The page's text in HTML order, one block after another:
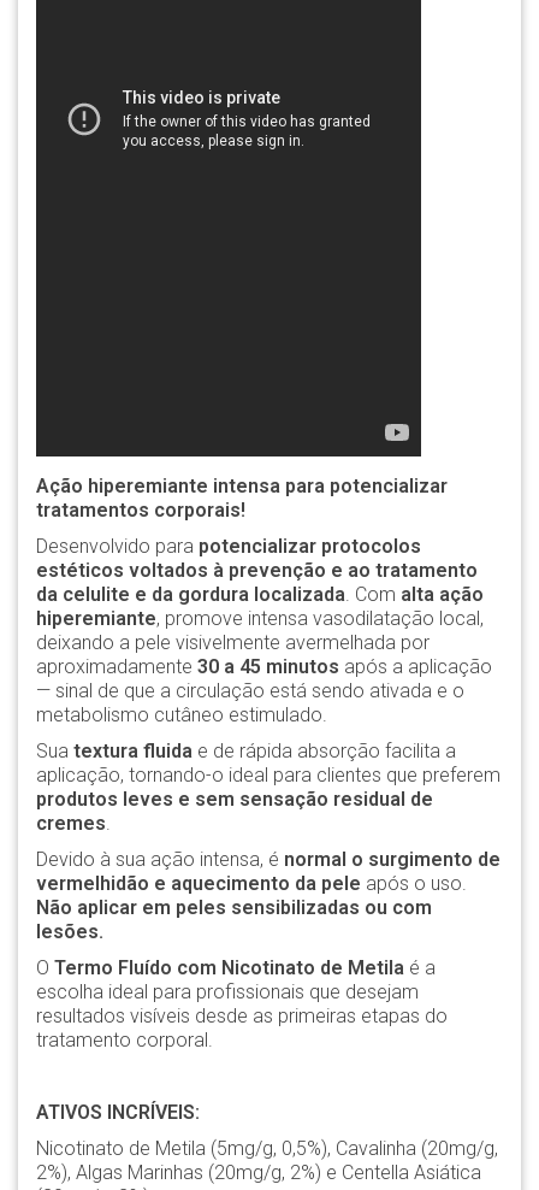
Ação hiperemiante intensa para potencializar
tratamentos corporais!
Desenvolvido para potencializar protocolos
estéticos voltados à prevenção e ao tratamento
da celulite e da gordura localizada. Com alta ação
hiperemiante, promove intensa vasodilatação local,
deixando a pele visivelmente avermelhada por
aproximadamente 30 a 45 minutos após a aplicação
— sinal de que a circulação está sendo ativada e o
metabolismo cutâneo estimulado.
Sua textura fluida e de rápida absorção facilita a
aplicação, tornando-o ideal para clientes que preferem
produtos leves e sem sensação residual de
cremes.
Devido à sua ação intensa, é normal o surgimento de
vermelhidão e aquecimento da pele após o uso.
Não aplicar em peles sensibilizadas ou com
lesões.
O Termo Fluído com Nicotinato de Metila é a
escolha ideal para profissionais que desejam
resultados visíveis desde as primeiras etapas do
tratamento corporal.
ATIVOS INCRÍVEIS:
Nicotinato de Metila (5mg/g, 0,5%), Cavalinha (20mg/g,
2%), Algas Marinhas (20mg/g, 2%) e Centella Asiática